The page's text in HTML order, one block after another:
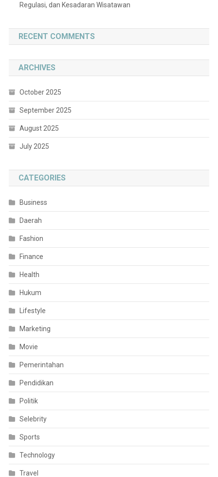
Regulasi, dan Kesadaran Wisatawan
RECENT COMMENTS
ARCHIVES
October 2025
September 2025
August 2025
July 2025
CATEGORIES
Business
Daerah
Fashion
Finance
Health
Hukum
Lifestyle
Marketing
Movie
Pemerintahan
Pendidikan
Politik
Selebrity
Sports
Technology
Travel